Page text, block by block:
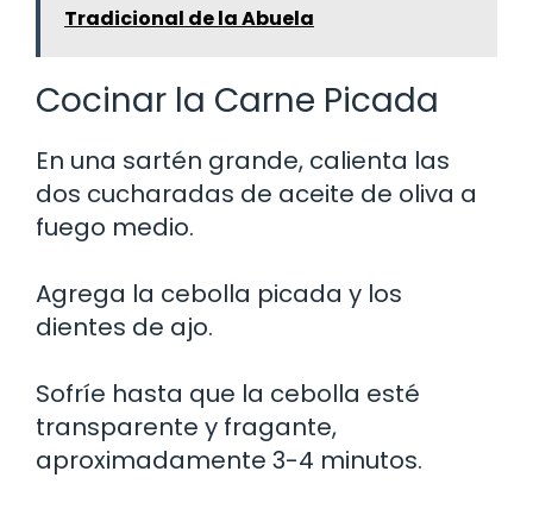
Tradicional de la Abuela
Cocinar la Carne Picada
En una sartén grande, calienta las
dos cucharadas de aceite de oliva a
fuego medio.
Agrega la cebolla picada y los
dientes de ajo.
Sofríe hasta que la cebolla esté
transparente y fragante,
aproximadamente 3-4 minutos.